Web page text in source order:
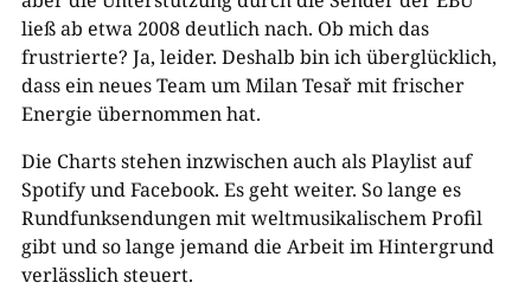
ließ ab etwa 2008 deutlich nach. Ob mich das
frustrierte? Ja, leider. Deshalb bin ich überglücklich,
dass ein neues Team um Milan Tesař mit frischer
Energie übernommen hat.
Die Charts stehen inzwischen auch als Playlist auf
Spotify und Facebook. Es geht weiter. So lange es
Rundfunksendungen mit weltmusikalischem Profil
gibt und so lange jemand die Arbeit im Hintergrund
verlässlich steuert.